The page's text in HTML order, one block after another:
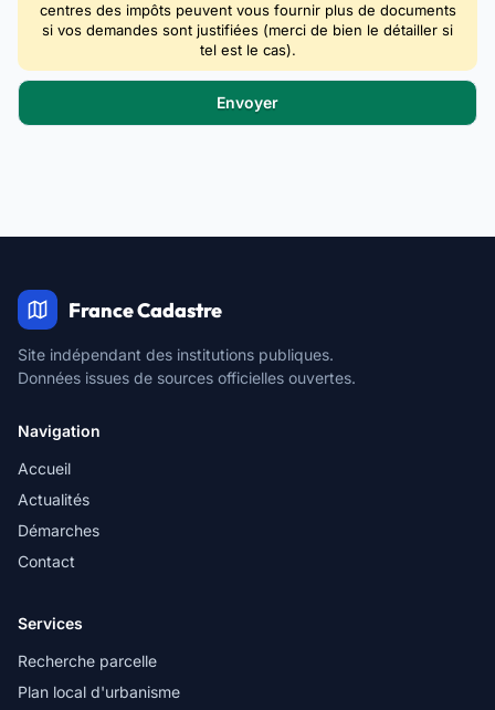
centres des impôts peuvent vous fournir plus de documents
si vos demandes sont justifiées (merci de bien le détailler si
tel est le cas).
France Cadastre
Site indépendant des institutions publiques.
Données issues de sources officielles ouvertes.
Navigation
Accueil
Actualités
Démarches
Contact
Services
Recherche parcelle
Plan local d'urbanisme